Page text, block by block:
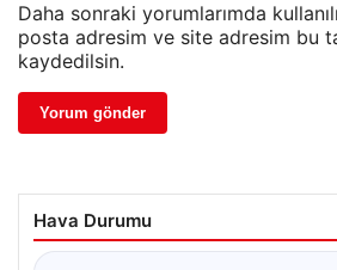
Daha sonraki yorumlarımda
posta adresim ve site adresim bu
kaydedilsin.
Hava Durumu